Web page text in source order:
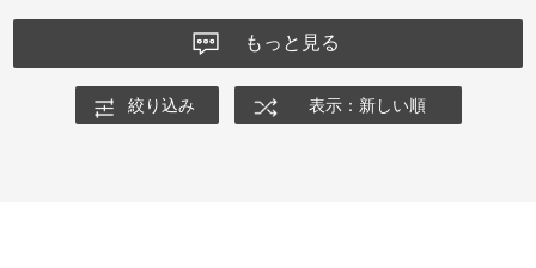
もっと見る
絞り込み 表示：新しい順